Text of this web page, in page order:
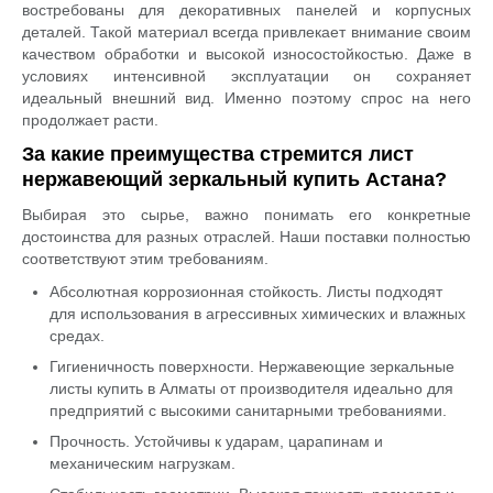
востребованы для декоративных панелей и корпусных
деталей. Такой материал всегда привлекает внимание своим
качеством обработки и высокой износостойкостью. Даже в
условиях интенсивной эксплуатации он сохраняет
идеальный внешний вид. Именно поэтому спрос на него
продолжает расти.
За какие преимущества стремится лист
нержавеющий зеркальный купить Астана?
Выбирая это сырье, важно понимать его конкретные
достоинства для разных отраслей. Наши поставки полностью
соответствуют этим требованиям.
Абсолютная коррозионная стойкость. Листы подходят
для использования в агрессивных химических и влажных
средах.
Гигиеничность поверхности. Нержавеющие зеркальные
листы купить в Алматы от производителя идеально для
предприятий с высокими санитарными требованиями.
Прочность. Устойчивы к ударам, царапинам и
механическим нагрузкам.